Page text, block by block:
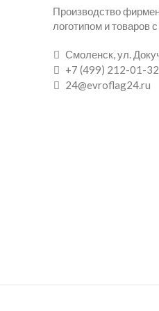
Производство
логотипом и товаров
Смоленск, ул.
+7 (499) 212-01-32
24@evroflag24.ru